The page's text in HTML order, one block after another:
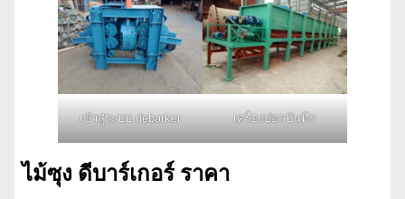
เข้าสู่ระบบ debarker เครื่องปอกบันทึก
ไม้ซุง ดีบาร์เกอร์ ราคา